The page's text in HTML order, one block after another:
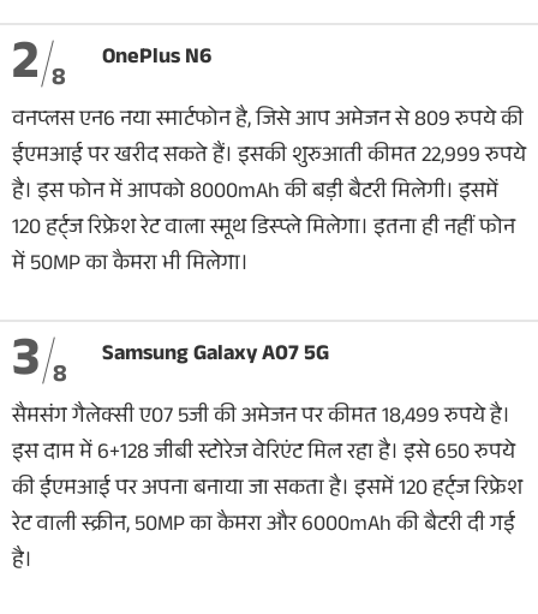
2 8
OnePlus N6
वनप्लस एन6 नया स्मार्टफोन है, जिसे आप अमेजन से 809 रुपये की
ईएमआई पर खरीद सकते हैं। इसकी शुरुआती कीमत 22,999 रुपये
है। इस फोन में आपको 8000mAh की बड़ी बैटरी मिलेगी। इसमें
120 हर्ट्ज रिफ्रेश रेट वाला स्मूथ डिस्प्ले मिलेगा। इतना ही नहीं फोन
में 50MP का कैमरा भी मिलेगा।
3 8
Samsung Galaxy A07 5G
सैमसंग गैलेक्सी ए07 5जी की अमेजन पर कीमत 18,499 रुपये है।
इस दाम में 6+128 जीबी स्टोरेज वेरिएंट मिल रहा है। इसे 650 रुपये
की ईएमआई पर अपना बनाया जा सकता है। इसमें 120 हर्ट्ज रिफ्रेश
रेट वाली स्क्रीन, 50MP का कैमरा और 6000mAh की बैटरी दी गई
है।